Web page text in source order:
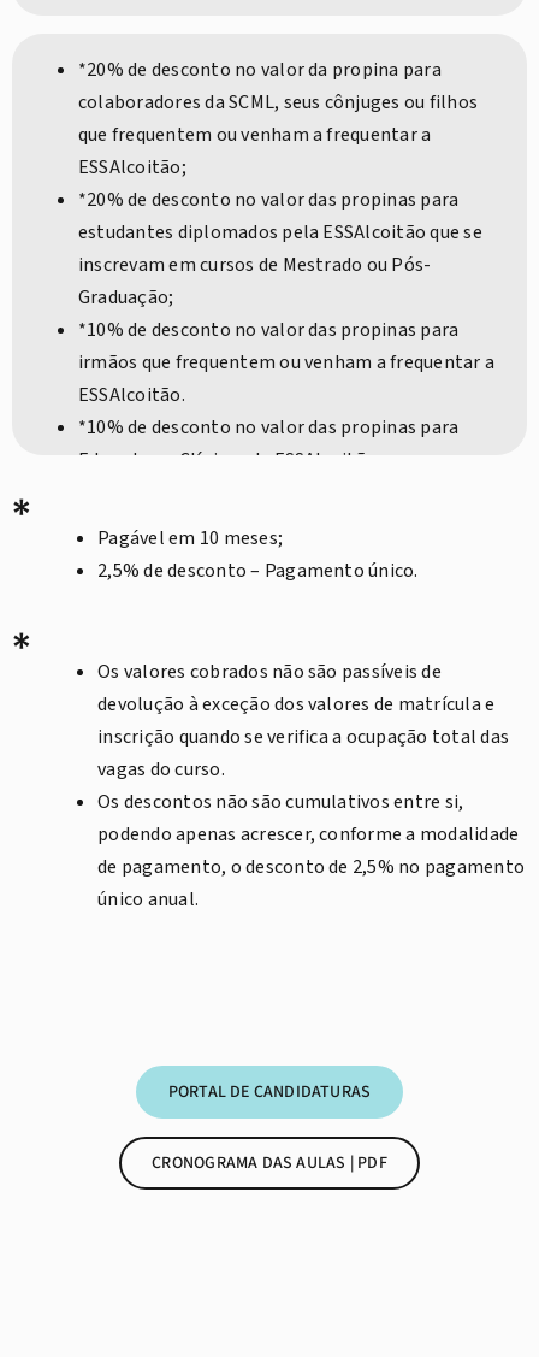
*20% de desconto no valor da propina para
colaboradores da SCML, seus cônjuges ou filhos
que frequentem ou venham a frequentar a
ESSAlcoitão;
*20% de desconto no valor das propinas para
estudantes diplomados pela ESSAlcoitão que se
inscrevam em cursos de Mestrado ou Pós-
Graduação;
*10% de desconto no valor das propinas para
irmãos que frequentem ou venham a frequentar a
ESSAlcoitão.
*10% de desconto no valor das propinas para
Educadores Clínicos da ESSAlcoitão.
*
Pagável em 10 meses;
2,5% de desconto – Pagamento único.
*
Os valores cobrados não são passíveis de
devolução à exceção dos valores de matrícula e
inscrição quando se verifica a ocupação total das
vagas do curso.
Os descontos não são cumulativos entre si,
podendo apenas acrescer, conforme a modalidade
de pagamento, o desconto de 2,5% no pagamento
único anual.
PORTAL DE CANDIDATURAS
CRONOGRAMA DAS AULAS | PDF